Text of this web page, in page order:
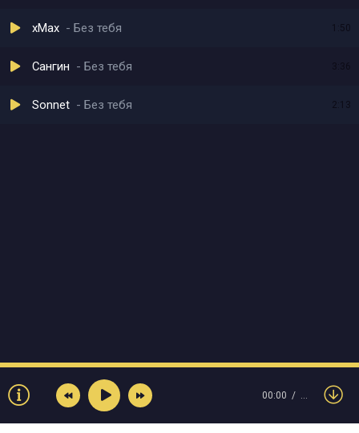
xMax Без тебя 1:50
Сангин Без тебя
Sonnet Без тебя 2:13
00:00 …